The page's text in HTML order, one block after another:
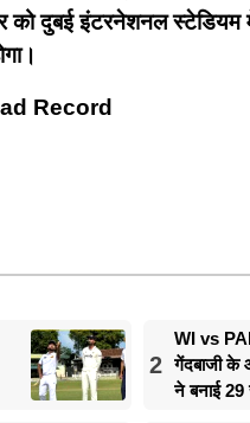
को दुबई इंटरनेशनल स्टेडियम
Record
2
WI vs
गेंदबाजी के
ने बनाई